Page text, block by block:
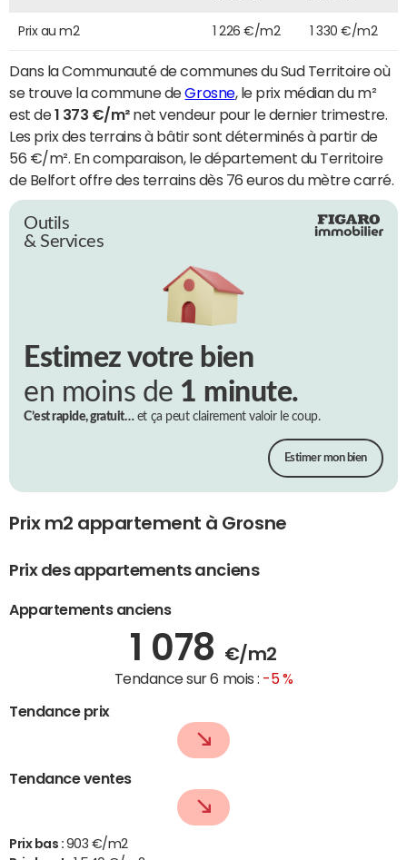
Prix au m2 1 226 €/m2 1 330 €/m2
Dans la Communauté de communes du Sud Territoire où
se trouve la commune deGrosne, le prix médian du m²
est de1 373 €/m²net vendeur pour le dernier trimestre.
Les prix des terrains à bâtir sont déterminés à partir de
56 €/m². En comparaison, le département du Territoire
de Belfort offre des terrains dès 76 euros du mètre carré.
Outils
& Services
Estimez votre bien
en moins de 1 minute.
C’est rapide, gratuit…et ça peut clairement valoir le coup.
Estimer mon bien
Prix m2 appartement à Grosne
Prix des appartements anciens
Appartements anciens
1 078 €/m2
Tendance sur 6 mois : -5 %
Tendance prix
Tendance ventes
Prix bas : 903 €/m2